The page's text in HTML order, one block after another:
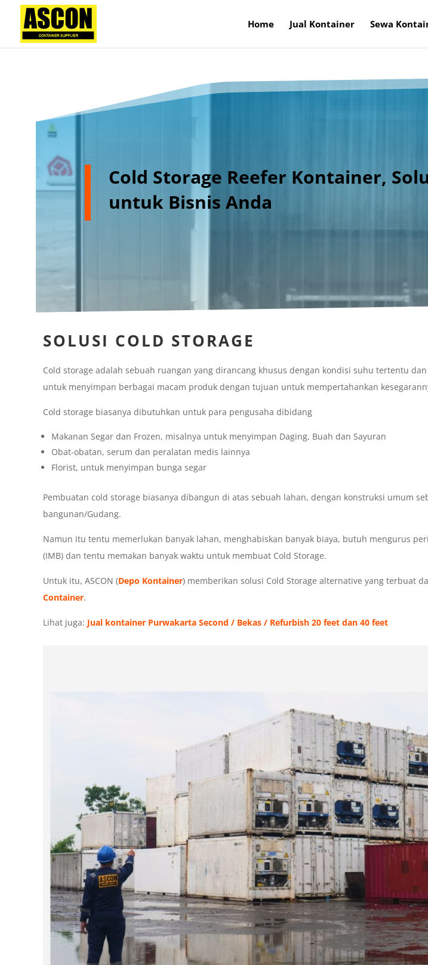
Home Jual Kontainer Sewa
Cold Storage Reefer Kontainer,
untuk Bisnis Anda
SOLUSI COLD STORAGE
Cold storage adalah sebuah ruangan yang dirancang khusus dengan kondisi suhu tertentu
untuk menyimpan berbagai macam produk dengan tujuan untuk mempertahankan
Cold storage biasanya dibutuhkan untuk para pengusaha dibidang
Makanan Segar dan Frozen, misalnya untuk menyimpan Daging, Buah dan Sayuran
Obat-obatan, serum dan peralatan medis lainnya
Florist, untuk menyimpan bunga segar
Pembuatan cold storage biasanya dibangun di atas sebuah lahan, dengan konstruksi umum
bangunan/Gudang.
Namun itu tentu memerlukan banyak lahan, menghabiskan banyak biaya, butuh mengurus
(IMB) dan tentu memakan banyak waktu untuk membuat Cold Storage.
Untuk itu, ASCON (Depo Kontainer) memberikan solusi Cold Storage alternative yang terbuat
Container.
Lihat juga: Jual kontainer Purwakarta Second / Bekas / Refurbish 20 feet dan 40 feet